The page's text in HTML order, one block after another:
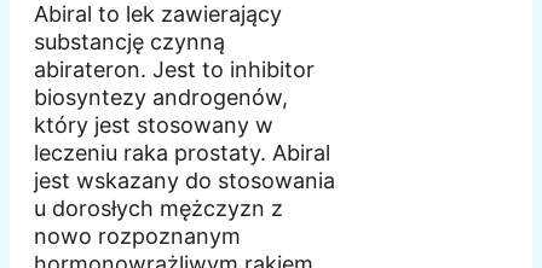
Abiral to lek zawierający
substancję czynną
abirateron. Jest to inhibitor
biosyntezy androgenów,
który jest stosowany w
leczeniu raka prostaty. Abiral
jest wskazany do stosowania
u dorosłych mężczyzn z
nowo rozpoznanym